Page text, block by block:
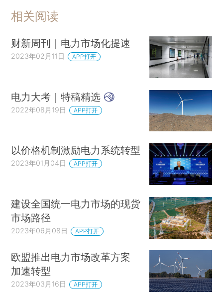
相关阅读
财新周刊｜电力市场化提速
2023年02月11日 APP打开
电力大考｜特稿精选
2022年08月19日 APP打开
以价格机制激励电力系统转型
2023年01月04日 APP打开
建设全国统一电力市场的现货
市场路径
2023年06月08日 APP打开
欧盟推出电力市场改革方案
加速转型
2023年03月16日 APP打开